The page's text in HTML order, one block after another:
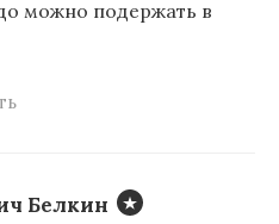
можно подержать в
Белкин